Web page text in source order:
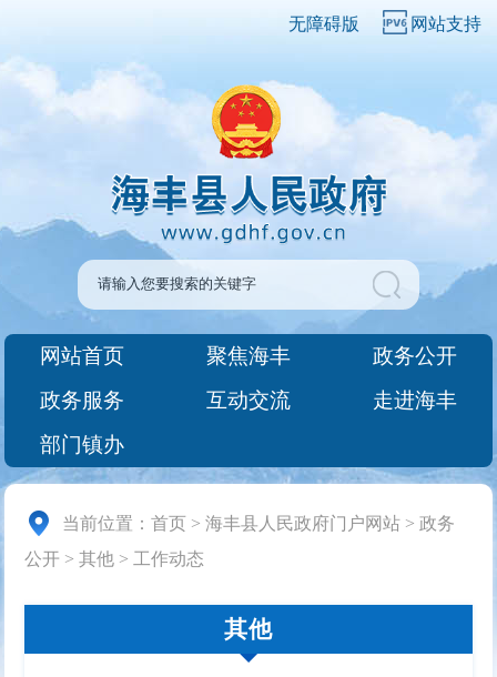
无障碍版 网站支持
网站首页 聚焦海丰
政务公开
政务服务
互动交流
走进海丰
部门镇办
当前位置：首页 >海丰县人民政府门户网站 >政务
公开 >其他 > 工作动态
其他